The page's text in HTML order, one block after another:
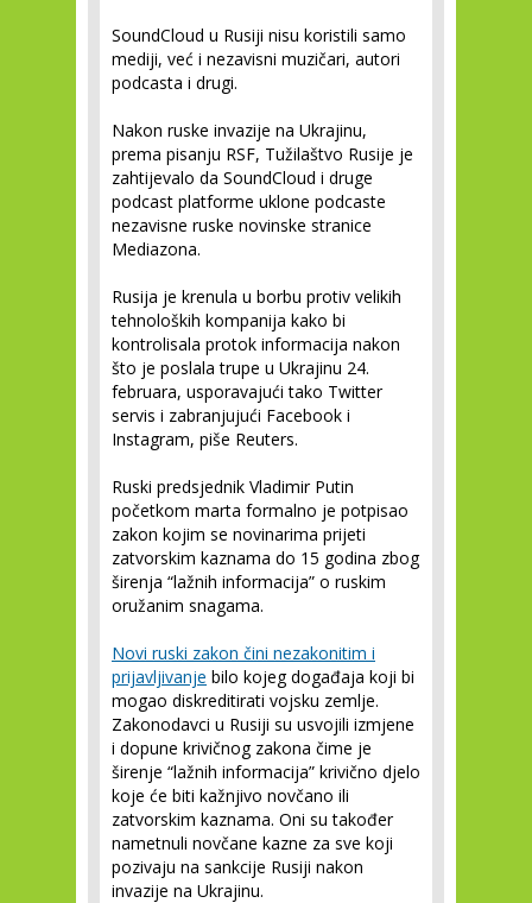
SoundCloud u Rusiji nisu koristili samo
mediji, već i nezavisni muzičari, autori
podcasta i drugi.
Nakon ruske invazije na Ukrajinu,
prema pisanju RSF, Tužilaštvo Rusije je
zahtijevalo da SoundCloud i druge
podcast platforme uklone podcaste
nezavisne ruske novinske stranice
Mediazona.
Rusija je krenula u borbu protiv velikih
tehnoloških kompanija kako bi
kontrolisala protok informacija nakon
što je poslala trupe u Ukrajinu 24.
februara, usporavajući tako Twitter
servis i zabranjujući Facebook i
Instagram, piše Reuters.
Ruski predsjednik Vladimir Putin
početkom marta formalno je potpisao
zakon kojim se novinarima prijeti
zatvorskim kaznama do 15 godina zbog
širenja “lažnih informacija” o ruskim
oružanim snagama.
Novi ruski zakon čini nezakonitim i
prijavljivanje bilo kojeg događaja koji bi
mogao diskreditirati vojsku zemlje.
Zakonodavci u Rusiji su usvojili izmjene
i dopune krivičnog zakona čime je
širenje “lažnih informacija” krivično djelo
koje će biti kažnjivo novčano ili
zatvorskim kaznama. Oni su također
nametnuli novčane kazne za sve koji
pozivaju na sankcije Rusiji nakon
invazije na Ukrajinu.